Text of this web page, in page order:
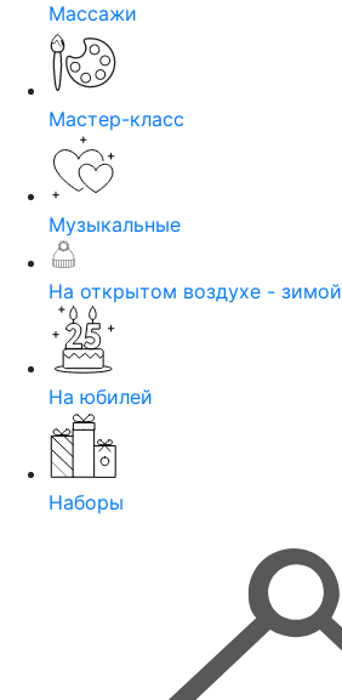
Массажи
Мастер-класс
Музыкальные
На открытом воздухе - зимой
На юбилей
Наборы